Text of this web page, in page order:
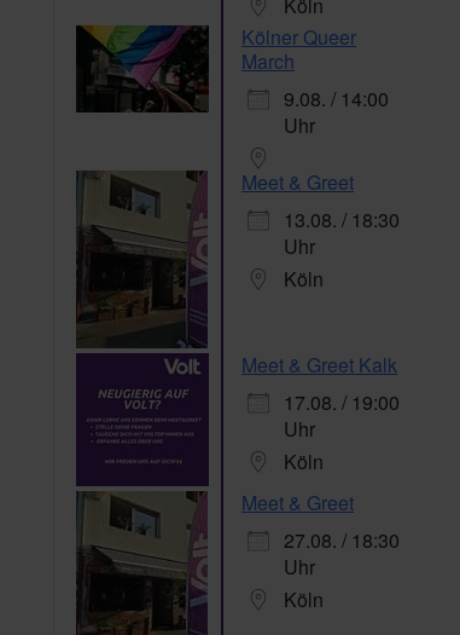
Köln
Kölner Queer
March
9.08. / 14:00
Uhr
Meet & Greet
13.08. / 18:30
Uhr
Köln
Meet & Greet Kalk
17.08. / 19:00
Uhr
Köln
Meet & Greet
27.08. / 18:30
Uhr
Köln